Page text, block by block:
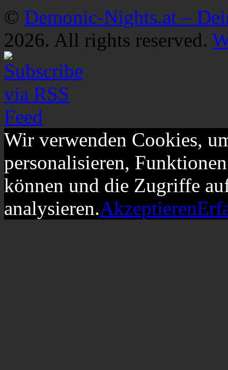
© Demonic-Nights.at –
2026. All rights reserved.
Wir verwenden Cookies,
personalisieren,
können und die Zugriffe
analysieren.Akzeptieren